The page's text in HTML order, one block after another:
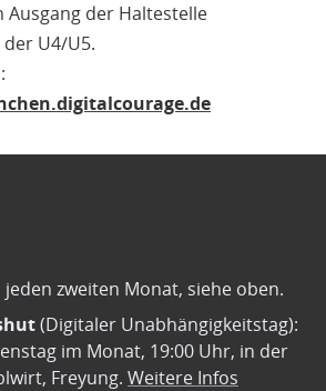
der Haltestelle
U4/U5.
jeden zweiten Monat, siehe oben.
(Digitaler Unabhängigkeitstag):
im Monat, 19:00 Uhr, in der
Freyung. Weitere Infos